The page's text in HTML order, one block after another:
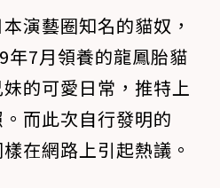
演藝圈知名的貓奴，
年7月領養的龍鳳胎貓
的可愛日常，推特上
而此次自行發明的
在網路上引起熱議。